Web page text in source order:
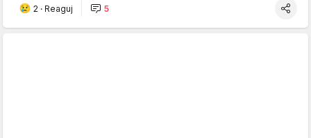
2 · Reaguj 5